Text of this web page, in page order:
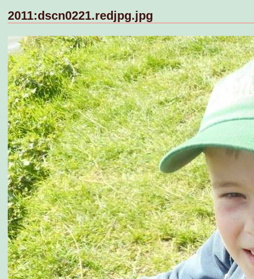
2011:dscn0221.redjpg.jpg